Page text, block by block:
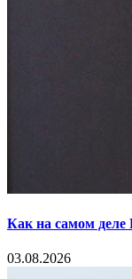
Как на самом
03.08.2026